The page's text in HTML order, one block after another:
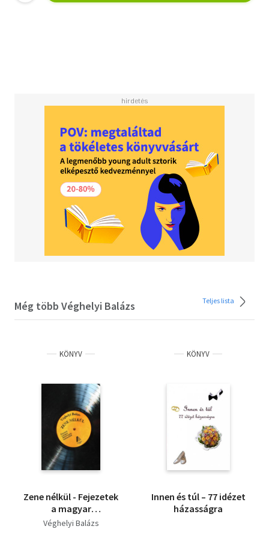
Még több Véghelyi Balázs Teljes lista
KÖNYV
Zene nélkül - Fejezetek
a magyar
dalszövegírás
Véghelyi Balázs
KÖNYV
Innen és túl – 77 idézet
házasságra